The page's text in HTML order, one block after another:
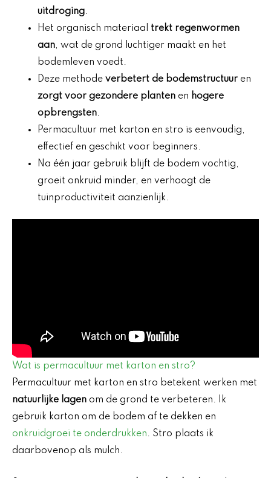
uitdroging.
Het organisch materiaal trekt regenwormen
aan, wat de grond luchtiger maakt en het
bodemleven voedt.
Deze methode verbetert de bodemstructuur en
zorgt voor gezondere planten en hogere
opbrengsten.
Permacultuur met karton en stro is eenvoudig,
effectief en geschikt voor beginners.
Na één jaar gebruik blijft de bodem vochtig,
groeit onkruid minder, en verhoogt de
tuinproductiviteit aanzienlijk.
Wat is permacultuur met karton en stro?
Permacultuur met karton en stro betekent werken met
natuurlijke lagen om de grond te verbeteren. Ik
gebruik karton om de bodem af te dekken en
onkruidgroei te onderdrukken. Stro plaats ik
daarbovenop als mulch.